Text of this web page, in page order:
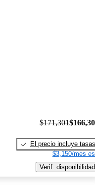
$171,301
El precio incluye tasas
$3,150/mes
Verif. disponibilidad